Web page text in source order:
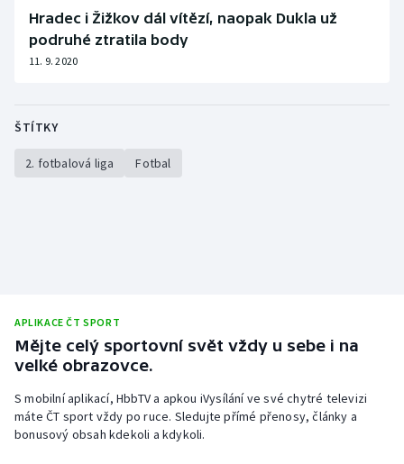
Hradec i Žižkov dál vítězí, naopak Dukla už
podruhé ztratila body
11. 9. 2020
ŠTÍTKY
2. fotbalová liga Fotbal
APLIKACE ČT SPORT
Mějte celý sportovní svět vždy u sebe i na
velké obrazovce.
S mobilní aplikací, HbbTV a apkou iVysílání ve své chytré televizi
máte ČT sport vždy po ruce. Sledujte přímé přenosy, články a
bonusový obsah kdekoli a kdykoli.